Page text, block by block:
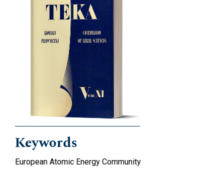
Keywords
European Atomic Energy Community